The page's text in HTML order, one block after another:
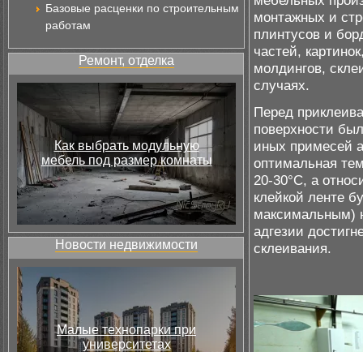
Базовые расценки по строительным
работам
Ремонт, отделка
Как выбрать модульную
мебель под размер комнаты
Новости недвижимости
Малые технопарки при
университетах
монтажных и
плинтусов и
частей,
молдингов,
случаях.
Перед
поверхности
иных примесей
оптимальная
20-30°С, а
клейкой ленте
максимальным)
адгезии
склеивания.